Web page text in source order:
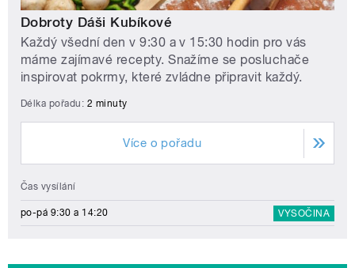
Dobroty Dáši Kubíkové
Každý všední den v 9:30 a v 15:30 hodin pro vás
máme zajímavé recepty. Snažíme se posluchače
inspirovat pokrmy, které zvládne připravit každý.
Délka pořadu: 2 minuty
Více o pořadu
Čas vysílání
po-pá 9:30 a 14:20 VYSOČINA